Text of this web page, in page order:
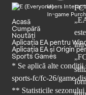
Users Interact
In-game
Acasă
Cumpără
Noutăți
Aplicația EA pentru
Aplicația EA și Origin
Sports Games
* Se aplică alte condiții
sports-fc/fc-26/game-
** Statisticile